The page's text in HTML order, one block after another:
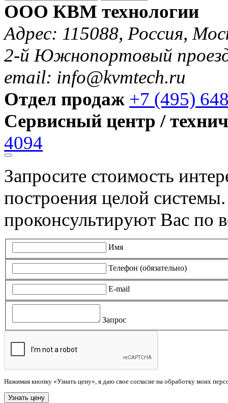
ООО КВМ технологии
Адрес: 115088, Россия,
2-й Южнопортовый
email: info@kvmtech.ru
Отдел продаж +7 (495)
Сервисный центр /
4094
Запросите стоимость
построения целой
проконсультируют Вас по
Имя
Телефон (обязательно)
E-mail
Запрос
Нажимая кнопку «Узнать цену», я даю свое согласие на обработку моих